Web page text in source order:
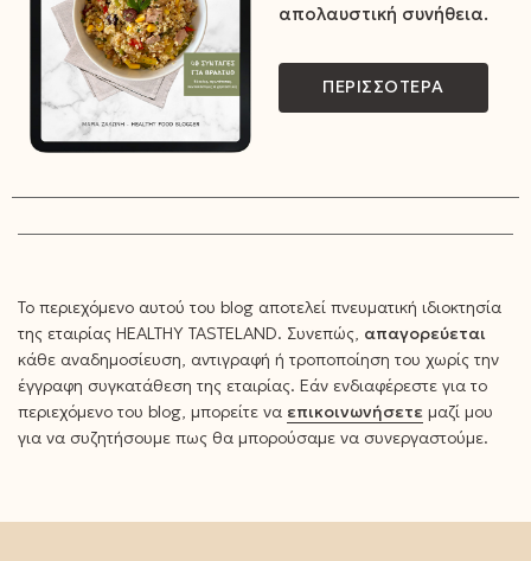
απολαυστική συνήθεια.
ΠΕΡΙΣΣΟΤΕΡΑ
Το περιεχόμενο αυτού του blog αποτελεί πνευματική ιδιοκτησία
της εταιρίας HEALTHY TASTELAND. Συνεπώς, απαγορεύεται
κάθε αναδημοσίευση, αντιγραφή ή τροποποίηση του χωρίς την
έγγραφη συγκατάθεση της εταιρίας. Εάν ενδιαφέρεστε για το
περιεχόμενο του blog, μπορείτε να επικοινωνήσετε μαζί μου
για να συζητήσουμε πως θα μπορούσαμε να συνεργαστούμε.